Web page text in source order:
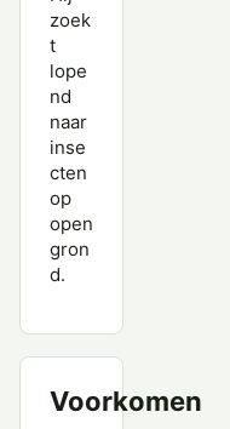
zoek
t
lope
nd
naar
inse
cten
op
open
gron
d.
Voorkomen